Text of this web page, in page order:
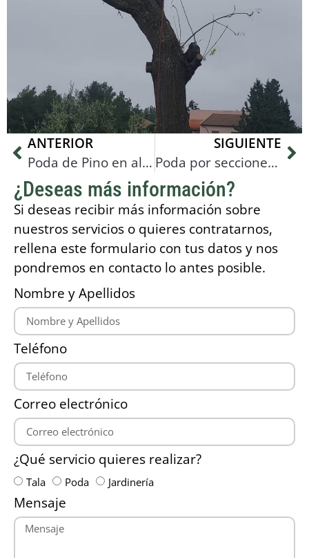
ANTERIOR
Poda de Pino en altura en Reus
SIGUIENTE
Poda por secciones en les Borges del Camp
¿Deseas más información?
Si deseas recibir más información sobre
nuestros servicios o quieres contratarnos,
rellena este formulario con tus datos y nos
pondremos en contacto lo antes posible.
Nombre y Apellidos
Teléfono
Correo electrónico
¿Qué servicio quieres realizar?
Tala Poda Jardinería
Mensaje